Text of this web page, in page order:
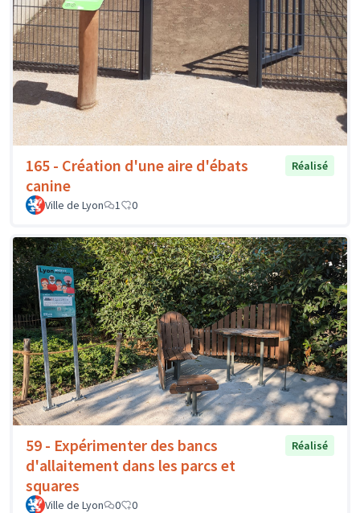
165 - Création d'une aire d'ébats
canine
Réalisé
Ville de Lyon 1 0
59 - Expérimenter des bancs
d'allaitement dans les parcs et
squares
Réalisé
Ville de Lyon 0 0